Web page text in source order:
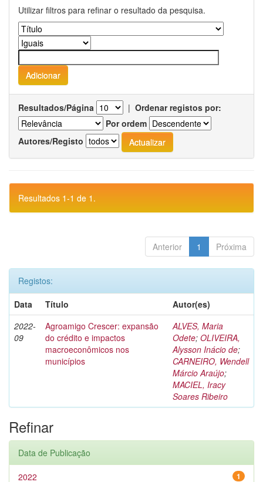
Utilizar filtros para refinar o resultado da pesquisa.
Resultados/Página | Ordenar registos por:
Por ordem
Autores/Registo
Resultados 1-1 de 1.
Anterior 1 Próxima
Registos:
Data
Título
Autor(es)
2022-
09
Agroamigo Crescer: expansão
do crédito e impactos
macroeconômicos nos
municípios
ALVES, Maria
Odete; OLIVEIRA,
Alysson Inácio de;
CARNEIRO, Wendell
Márcio Araújo;
MACIEL, Iracy
Soares Ribeiro
Refinar
Data de Publicação
1
2022